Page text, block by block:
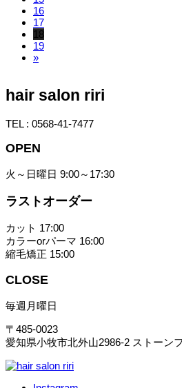
16
17
18
19
»
hair salon riri
TEL : 0568-41-7477
OPEN
火～日曜日 9:00～17:30
ラストオーダー
カット 17:00
カラーorパーマ 16:00
縮毛矯正 15:00
CLOSE
毎週月曜日
〒485-0023
愛知県小牧市北外山2986-2 ストーン